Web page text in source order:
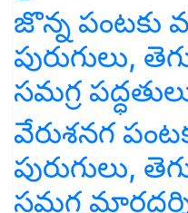
జొన్న పంటకు
పురుగులు,
సమగ్ర
వేరుశనగ
పురుగులు,
సమగ్ర